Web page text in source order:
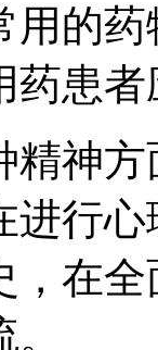
用的
药患
精神
进行
，在